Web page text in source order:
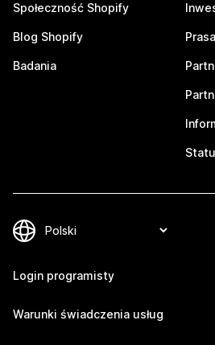
Społeczność Shopify
Blog Shopify
Badania
Login programisty
Warunki świadczenia usług